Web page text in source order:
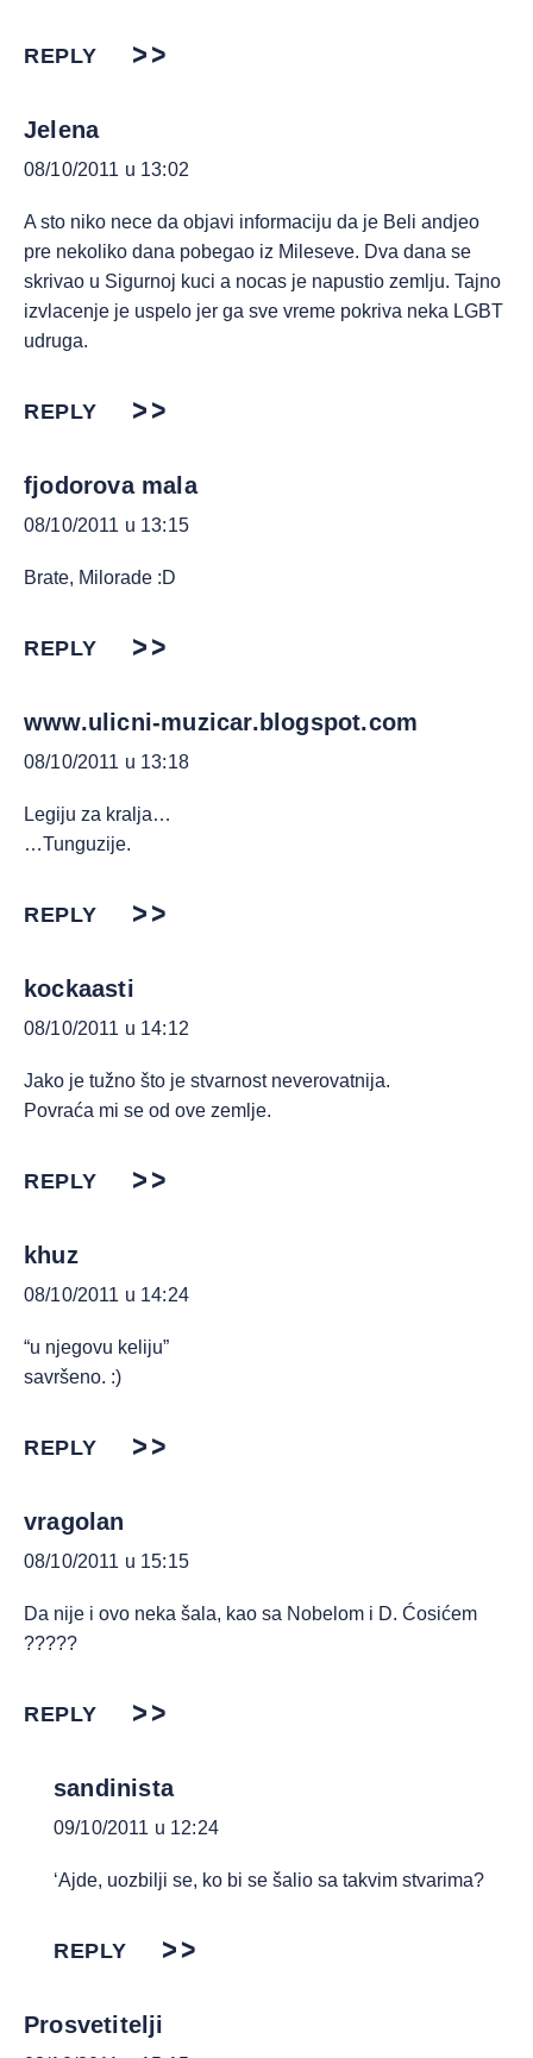
REPLY
Jelena
08/10/2011 u 13:02
A sto niko nece da objavi informaciju da je Beli andjeo
pre nekoliko dana pobegao iz Mileseve. Dva dana se
skrivao u Sigurnoj kuci a nocas je napustio zemlju. Tajno
izvlacenje je uspelo jer ga sve vreme pokriva neka LGBT
udruga.
REPLY
fjodorova mala
08/10/2011 u 13:15
Brate, Milorade :D
REPLY
www.ulicni-muzicar.blogspot.com
08/10/2011 u 13:18
Legiju za kralja…
…Tunguzije.
REPLY
kockaasti
08/10/2011 u 14:12
Jako je tužno što je stvarnost neverovatnija.
Povraća mi se od ove zemlje.
REPLY
khuz
08/10/2011 u 14:24
“u njegovu keliju”
savršeno. :)
REPLY
vragolan
08/10/2011 u 15:15
Da nije i ovo neka šala, kao sa Nobelom i D. Ćosićem
?????
REPLY
sandinista
09/10/2011 u 12:24
‘Ajde, uozbilji se, ko bi se šalio sa takvim stvarima?
REPLY
Prosvetitelji